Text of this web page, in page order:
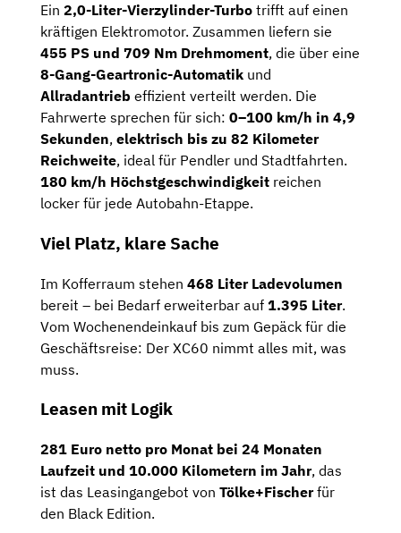
Ein 2,0-Liter-Vierzylinder-Turbo trifft auf einen
kräftigen Elektromotor. Zusammen liefern sie
455 PS und 709 Nm Drehmoment, die über eine
8-Gang-Geartronic-Automatik und
Allradantrieb effizient verteilt werden. Die
Fahrwerte sprechen für sich: 0–100 km/h in 4,9
Sekunden, elektrisch bis zu 82 Kilometer
Reichweite, ideal für Pendler und Stadtfahrten.
180 km/h Höchstgeschwindigkeit reichen
locker für jede Autobahn-Etappe.
Viel Platz, klare Sache
Im Kofferraum stehen 468 Liter Ladevolumen
bereit – bei Bedarf erweiterbar auf 1.395 Liter.
Vom Wochenendeinkauf bis zum Gepäck für die
Geschäftsreise: Der XC60 nimmt alles mit, was
muss.
Leasen mit Logik
281 Euro netto pro Monat bei 24 Monaten
Laufzeit und 10.000 Kilometern im Jahr, das
ist das Leasingangebot von Tölke+Fischerfür
den Black Edition.